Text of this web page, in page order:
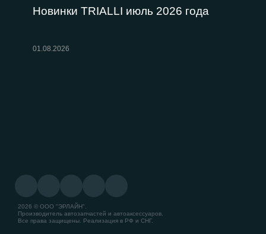
Новинки TRIALLI июль 2026 года
01.08.2026
2026 © ООО "ЭРЛАЙН".
Производитель автозапчастей и автоаксессуаров.
Все права защищены. Реализация в РФ и СНГ.